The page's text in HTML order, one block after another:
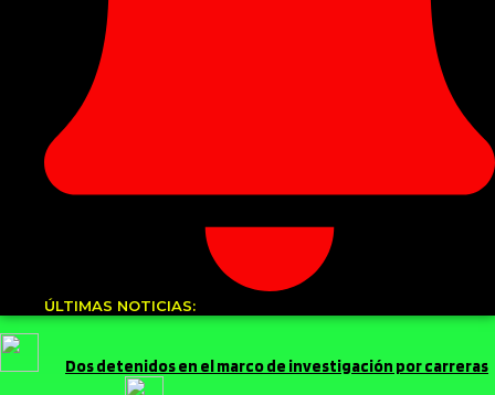
ÚLTIMAS NOTICIAS:
Dos detenidos en el marco de investigación por carreras